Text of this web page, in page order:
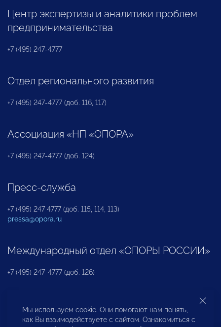
Центр экспертизы и аналитики проблем
предпринимательства
+7 (495) 247-4777
Отдел регионального развития
+7 (495) 247-4777 (доб. 116, 117)
Ассоциация «НП «ОПОРА»
+7 (495) 247-4777 (доб. 124)
Пресс-служба
+7 (495) 247 4777 (доб. 115, 114, 113)
pressa@opora.ru
Международный отдел «ОПОРЫ РОССИИ»
+7 (495) 247-4777 (доб. 126)
Бюро по защите прав предпринимателей и
инвесторов
Мы используем cookie. Они помогают нам понять,
как Вы взаимодействуете с сайтом. Ознакомиться с